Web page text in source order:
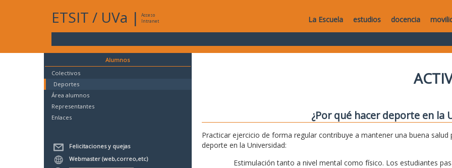
ETSIT / UVa |
Acceso
Intranet
La Escuela estudios docencia
Alumnos
Colectivos
Deportes
Área alumnos
Representantes
Enlaces
Felicitaciones y quejas
Webmaster (web,correo,etc)
¿Por qué hacer deporte en la
Practicar ejercicio de forma regular contribuye a mantener una buena
deporte en la Universidad:
Estimulación tanto a nivel mental como físico. Los estudiantes